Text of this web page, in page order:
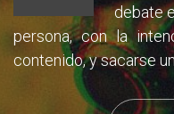
debate
persona, con la
contenido, y sacarse